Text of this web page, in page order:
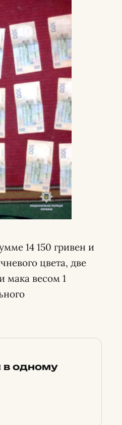
14 150 гривен и
цвета, две
мака весом 1
в одному